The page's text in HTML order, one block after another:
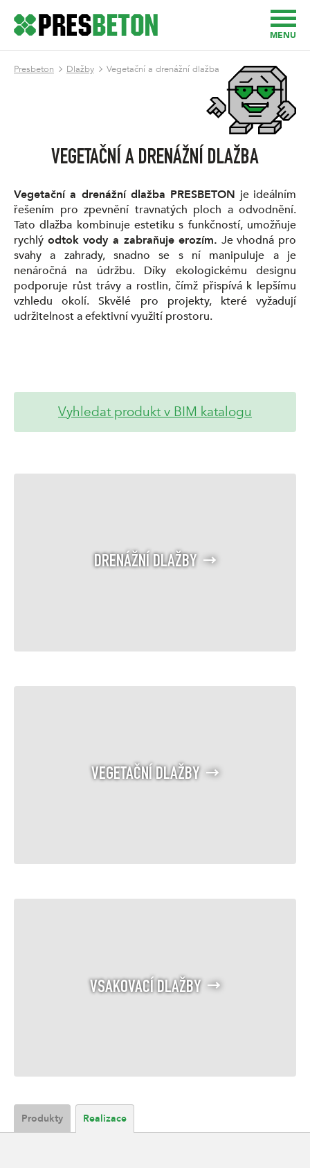
MENU
Presbeton Dlažby Vegetační a drenážní dlažba
VEGETAČNÍ A DRENÁŽNÍ DLAŽBA
Vegetační a drenážní dlažba PRESBETON je ideálním
řešením pro zpevnění travnatých ploch a odvodnění.
Tato dlažba kombinuje estetiku s funkčností, umožňuje
rychlý odtok vody a zabraňuje erozím. Je vhodná pro
svahy a zahrady, snadno se s ní manipuluje a je
nenáročná na údržbu. Díky ekologickému designu
podporuje růst trávy a rostlin, čímž přispívá k lepšímu
vzhledu okolí. Skvělé pro projekty, které vyžadují
udržitelnost a efektivní využití prostoru.
Vyhledat produkt v BIM katalogu
DRENÁŽNÍ DLAŽBY
VEGETAČNÍ DLAŽBY
VSAKOVACÍ DLAŽBY
Produkty Realizace